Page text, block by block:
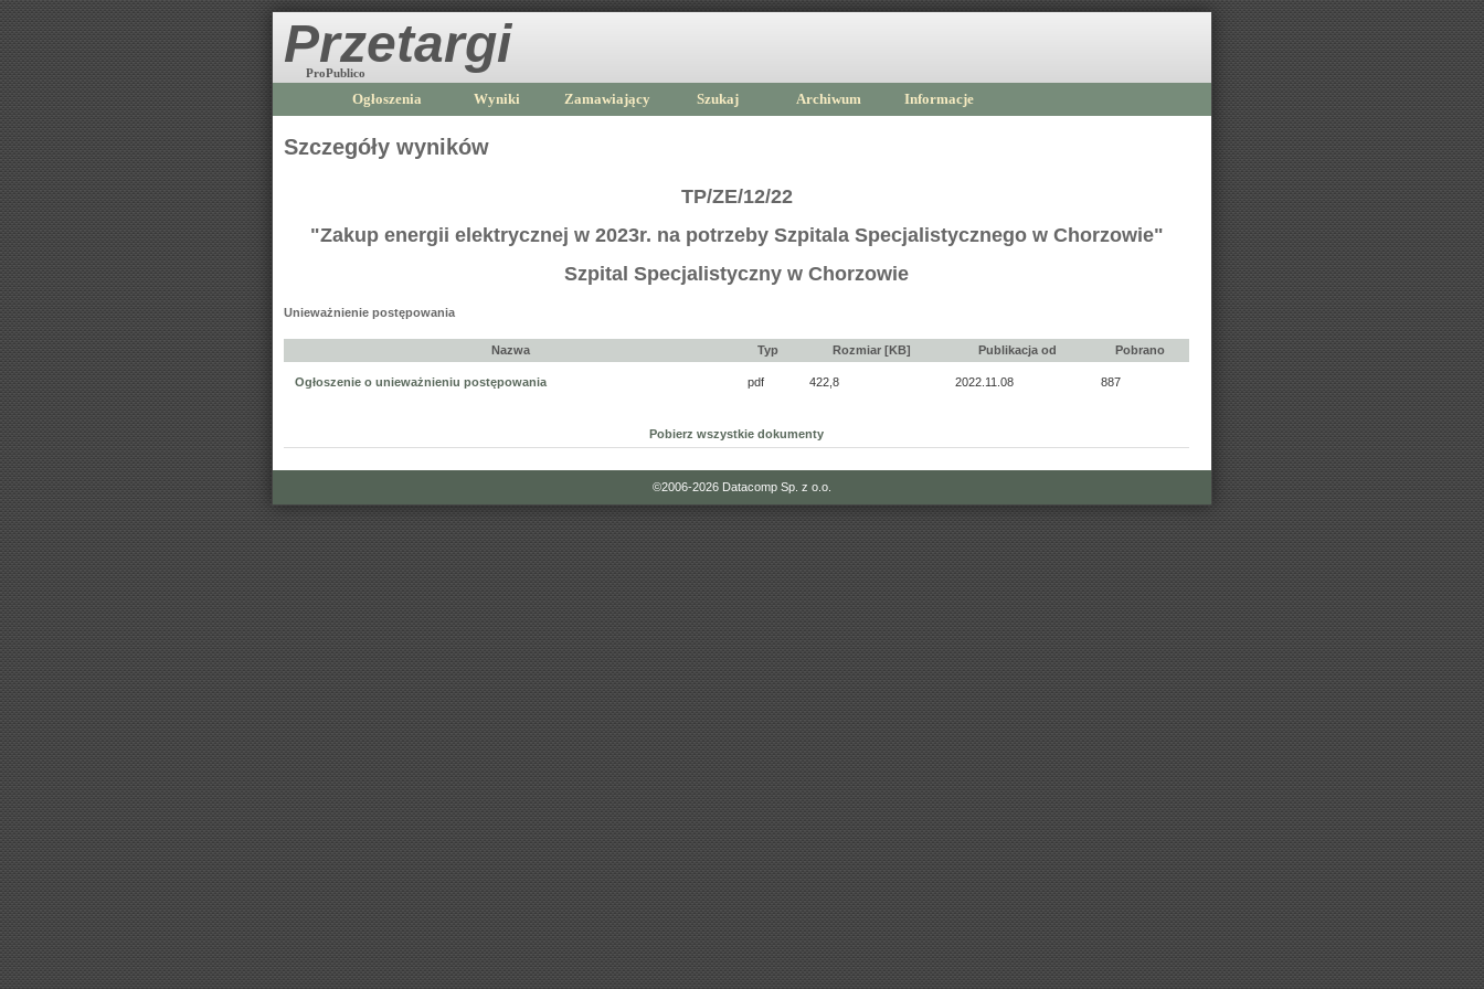
Przetargi
ProPublico
Ogłoszenia Wyniki Zamawiający Szukaj Archiwum Informacje
Szczegóły wyników
TP/ZE/12/22
"Zakup energii elektrycznej w 2023r. na potrzeby Szpitala Specjalistycznego w Chorzowie"
Szpital Specjalistyczny w Chorzowie
Unieważnienie postępowania
Nazwa Typ Rozmiar [KB] Publikacja od Pobrano
Ogłoszenie o unieważnieniu postępowania pdf 422,8 2022.11.08 887
Pobierz wszystkie dokumenty
©2006-2026 Datacomp Sp. z o.o.